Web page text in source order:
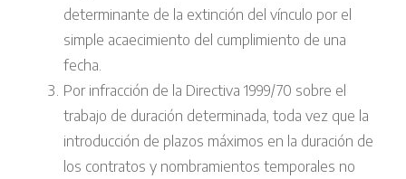
determinante de la extinción del vínculo por el
simple acaecimiento del cumplimiento de una
fecha.
Por infracción de la Directiva 1999/70 sobre el
trabajo de duración determinada, toda vez que la
introducción de plazos máximos en la duración de
los contratos y nombramientos temporales no